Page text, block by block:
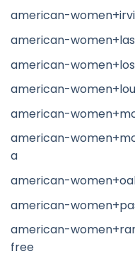
american-
american-
american-
american-
american-
american-
a
american-
american-
american-
free